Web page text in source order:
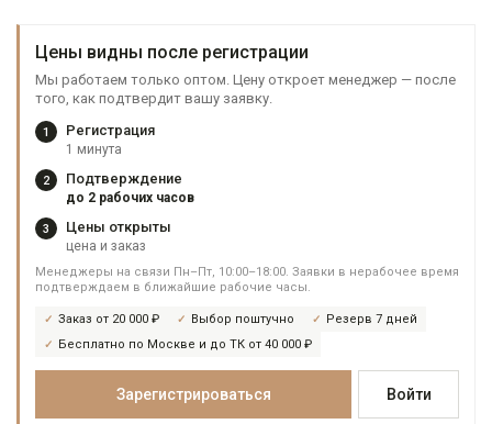
Цены видны после регистрации
Мы работаем только оптом. Цену откроет менеджер — после
того, как подтвердит вашу заявку.
1 Регистрация
1 минута
2 Подтверждение
до 2 рабочих часов
3 Цены открыты
цена и заказ
Менеджеры на связи Пн–Пт, 10:00–18:00. Заявки в нерабочее время
подтверждаем в ближайшие рабочие часы.
Заказ от 20 000 ₽ Выбор поштучно
Резерв 7 дней
Бесплатно по Москве и до ТК от 40 000 ₽
Зарегистрироваться Войти